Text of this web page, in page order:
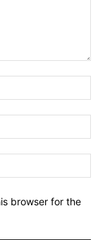
browser for the